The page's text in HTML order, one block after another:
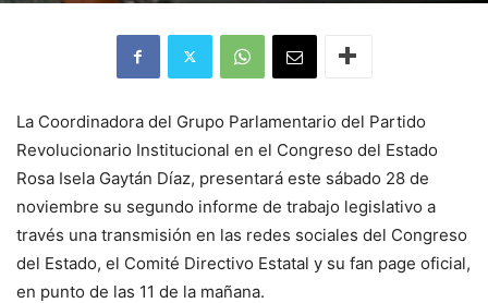
La Coordinadora del Grupo Parlamentario del Partido
Revolucionario Institucional en el Congreso del Estado
Rosa Isela Gaytán Díaz, presentará este sábado 28 de
noviembre su segundo informe de trabajo legislativo a
través una transmisión en las redes sociales del Congreso
del Estado, el Comité Directivo Estatal y su fan page oficial,
en punto de las 11 de la mañana.